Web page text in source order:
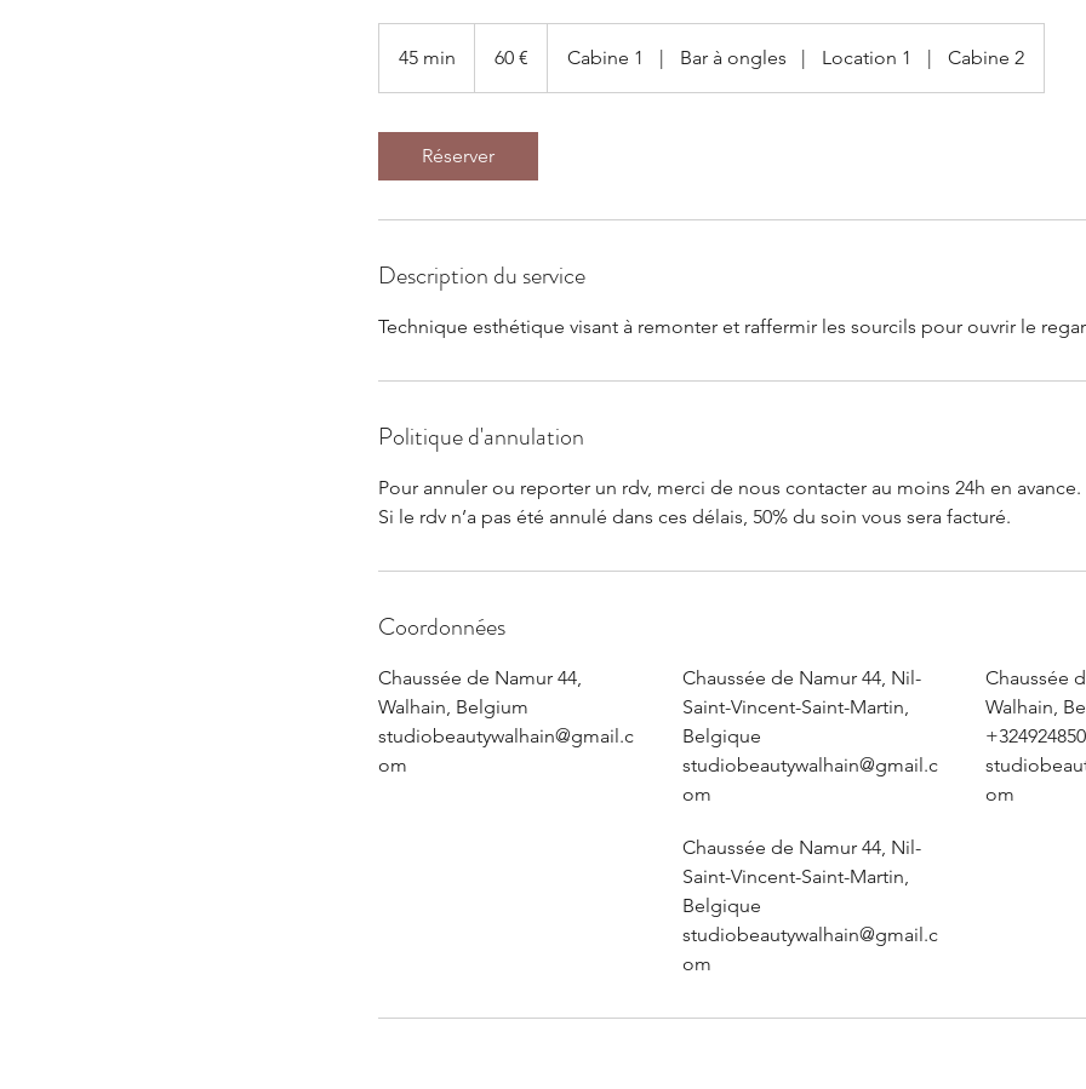
45 min
5
60 € Cabine 1 Bar à ongles Location 1 Cabine 2
Réserver
Description du service
Technique esthétique visant à remonter et raffermir les sourcils pour ouvrir le
Politique d'annulation
Pour annuler ou reporter un rdv, merci de nous contacter au moins 24h en avance.
Si le rdv n’a pas été annulé dans ces délais, 50% du soin vous sera facturé.
Coordonnées
Chaussée de Namur 44,
Walhain, Belgium
studiobeautywalhain@gmail.c
om
Chaussée de Namur 44, Nil-
Saint-Vincent-Saint-Martin,
Belgique
studiobeautywalhain@gmail.c
om
Chaussée
Walhain,
om
Chaussée de Namur 44, Nil-
Saint-Vincent-Saint-Martin,
Belgique
studiobeautywalhain@gmail.c
om